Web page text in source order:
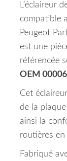
L’éclaireur
compatible
Peugeot
est une
référencée
OEM
Cet
de la
ainsi la
routières en
Fabriqué